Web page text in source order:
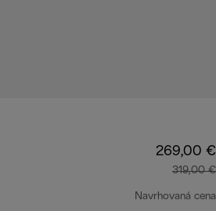
269,00 €
319,00 €
Navrhovaná cena